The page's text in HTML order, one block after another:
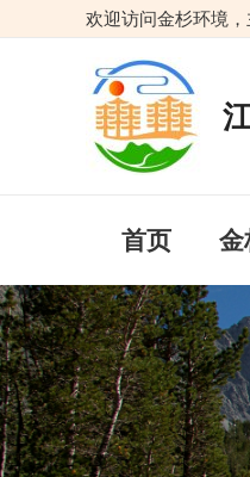
欢迎访问金杉环境
首页 金